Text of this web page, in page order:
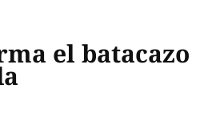
el batacazo